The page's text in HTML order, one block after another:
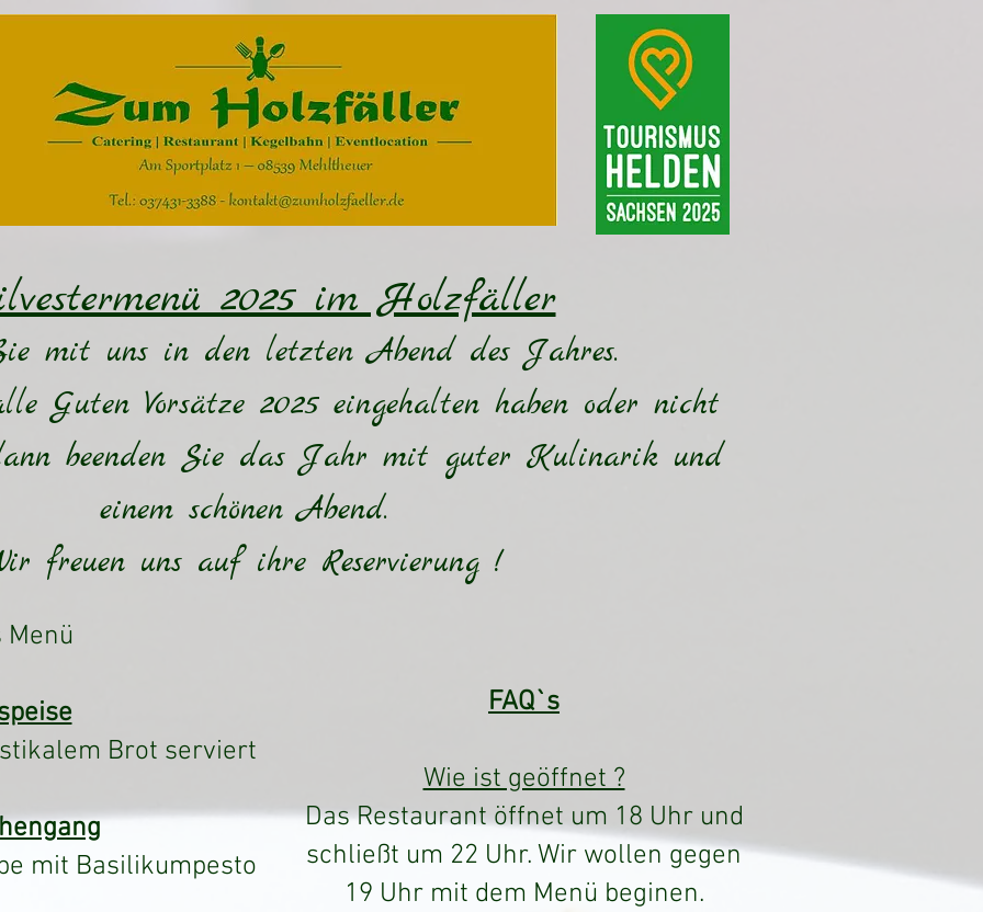
2025 im Holzfäller
mit uns in den letzten Abend des Jahres.
Guten Vorsätze 2025 eingehalten haben oder nicht
beenden Sie das Jahr mit guter Kulinarik und
einem schönen Abend.
freuen uns auf ihre Reservierung !
Menü
Brot serviert
mit Basilikumpesto
FAQ`s
Wie ist geöffnet ?
Das Restaurant öffnet um 18 Uhr und
schließt um 22 Uhr. Wir wollen gegen
19 Uhr mit dem Menü beginen.